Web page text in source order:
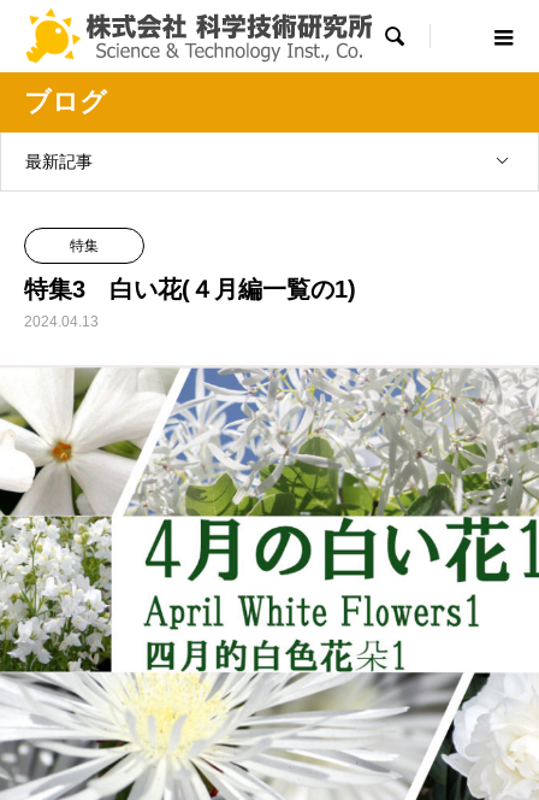

ブログ
最新記事
特集
特集3 白い花(４月編一覧の1)
2024.04.13